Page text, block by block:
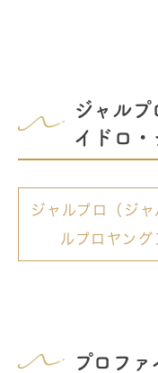
ジャルプ
イドロ・
ジャルプロ（ジ
ルプロヤン
プロファ